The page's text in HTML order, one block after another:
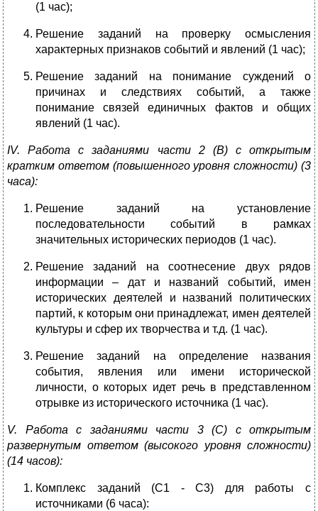
(1 час);
Решение заданий на проверку осмысления
характерных признаков событий и явлений (1 час);
Решение заданий на понимание суждений о
причинах и следствиях событий, а также
понимание связей единичных фактов и общих
явлений (1 час).
IV. Работа с заданиями части 2 (В) с открытым
кратким ответом (повышенного уровня сложности) (3
часа):
Решение заданий на установление
последовательности событий в рамках
значительных исторических периодов (1 час).
Решение заданий на соотнесение двух рядов
информации – дат и названий событий, имен
исторических деятелей и названий политических
партий, к которым они принадлежат, имен деятелей
культуры и сфер их творчества и т.д. (1 час).
Решение заданий на определение названия
события, явления или имени исторической
личности, о которых идет речь в представленном
отрывке из исторического источника (1 час).
V. Работа с заданиями части 3 (С) с открытым
развернутым ответом (высокого уровня сложности)
(14 часов):
Комплекс заданий (С1 - С3) для работы с
источниками (6 часа):